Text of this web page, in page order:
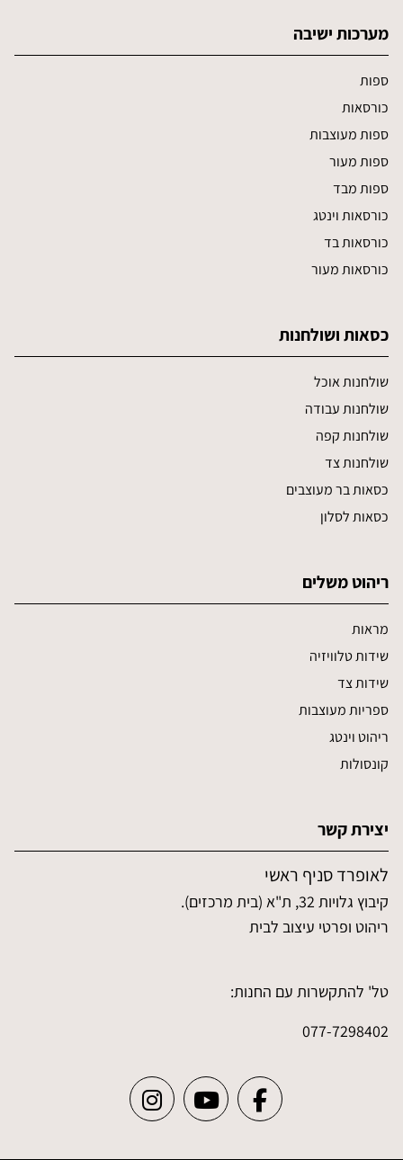
מערכות ישיבה
ספות
כורסאות
ספות מעוצבות
ספות מעור
ספות מבד
כורסאות וינטג
כורסאות בד
כורסאות מעור
כסאות ושולחנות
שולחנות אוכל
שולחנות עבודה
שולחנות קפה
שולחנות צד
כסאות בר מעוצבים
כסאות לסלון
ריהוט משלים
מראות
שידות טלוויזיה
שידות צד
ספריות מעוצבות
ריהוט וינטג
קונסולות
יצירת קשר
לאופרד סניף ראשי
קיבוץ גלויות 32, ת"א (בית מרכזים).
ריהוט ופרטי עיצוב לבית
טל' להתקשרות עם החנות:
077-7298402